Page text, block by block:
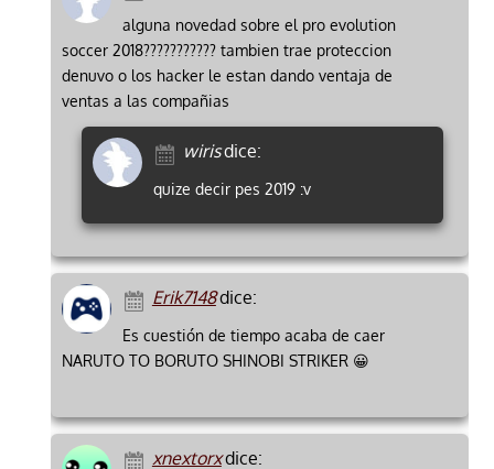
alguna novedad sobre el pro evolution
soccer 2018??????????? tambien trae proteccion
denuvo o los hacker le estan dando ventaja de
ventas a las compañias
wirisdice:
quize decir pes 2019 :v
Erik7148dice:
Es cuestión de tiempo acaba de caer
NARUTO TO BORUTO SHINOBI STRIKER 😀
xnextorxdice: